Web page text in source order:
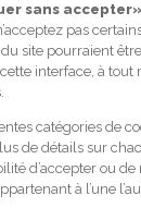
Espace
le service client
:
35 05
non surtaxé) -
sans
pas
site pourraient
interface, à tout
catégories de
de détails sur
d’accepter ou de
à l’une